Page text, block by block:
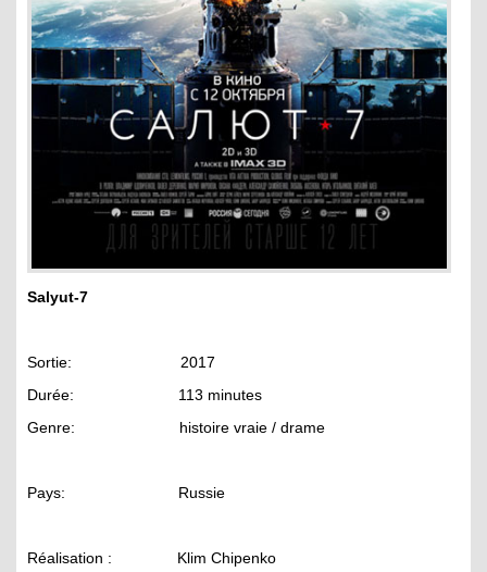
Salyut-7
Sortie: 2017
Durée: 113 minutes
Genre: histoire vraie / drame
Pays: Russie
Réalisation : Klim Chipenko